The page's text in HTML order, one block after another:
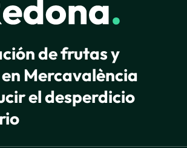
de frutas y
Mercavalència
el desperdicio